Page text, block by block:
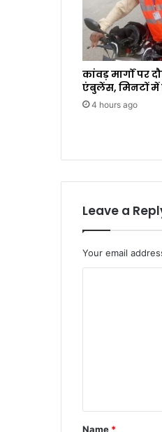
कांवड़ मार्गों पर
एंबुलेंस, मिनटों में
4 hours ago
Leave a
Your email
*
Name *